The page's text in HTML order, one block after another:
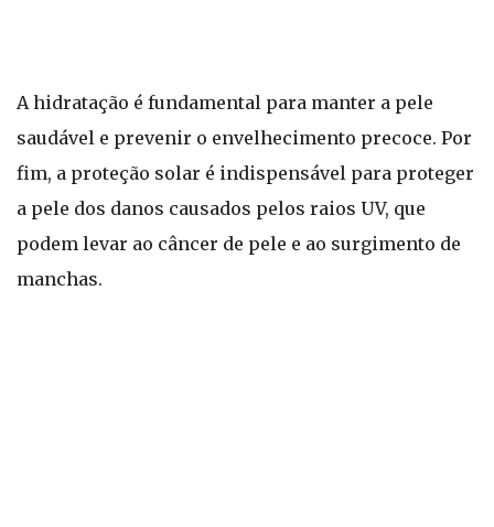
A hidratação é fundamental para manter a pele
saudável e prevenir o envelhecimento precoce. Por
fim, a proteção solar é indispensável para proteger
a pele dos danos causados pelos raios UV, que
podem levar ao câncer de pele e ao surgimento de
manchas.